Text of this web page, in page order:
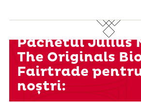
Pachetul Julius
The Originals
Fairtrade
noștri: